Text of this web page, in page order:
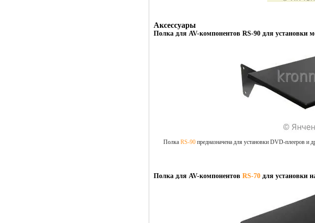
Аксессуары
Полка для AV-компонентов RS-90 для установки
Полка RS-90 предназначена для установки DVD-плееров и
Полка для AV-компонентов RS-70 для установки